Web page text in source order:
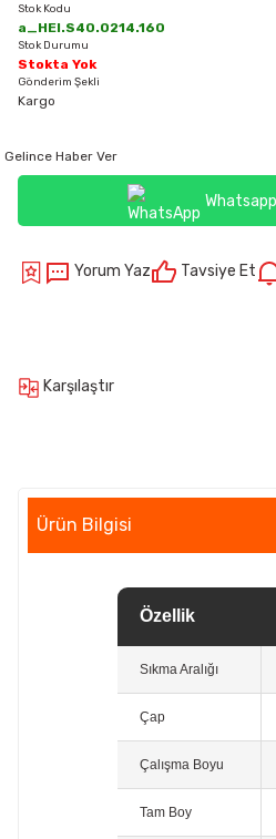
Stok Kodu
a_HEI.S40.0214.160
Stok Durumu
Stokta Yok
Gönderim Şekli
Kargo
Gelince Haber Ver
Yorum Yaz Tavsiye Et
Karşılaştır
Ürün Bilgisi
Özellik
Sıkma Aralığı
Çap
Çalışma Boyu
Tam Boy